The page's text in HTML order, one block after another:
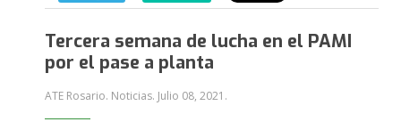
Tercera semana de lucha en el PAMI
por el pase a planta
ATE Rosario. Noticias. Julio 08, 2021 .